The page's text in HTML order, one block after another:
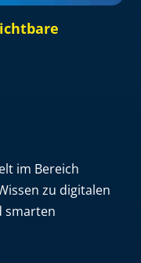
im Bereich
zu digitalen
smarten